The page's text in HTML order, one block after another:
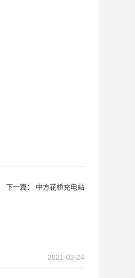
下一篇： 中方花桥充电站
2021-03-24